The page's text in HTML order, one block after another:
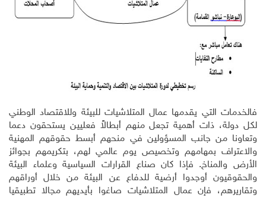
فالخدمات التي يقدمها عمال المتلاشيات للبيئة وللاقتصاد الوطني
لكل دولة، ذات أهمية تجعل منهم أبطالاً فعليين يستحقون دعما
وتعاونا من جانب المسؤولين في منحهم أبسط حقوقهم المهنية
والاعتراف بمهامهم وتخصيص يوم عالمي لهم، بتكريمهم بجوائز
الأرض والمناخ. فإذا كان صناع القرارات السياسية وعلماء البيئة
والحقوقيون أوجدوا أرضية للدفاع عن البيئة من خلال أوراقهم
وتقاريرهم، فإن عمال المتلاشيات صاغوا بأيديهم مجالا تطبيقيا